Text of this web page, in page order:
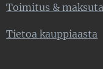
Toimitus &
Tietoa kauppiaasta